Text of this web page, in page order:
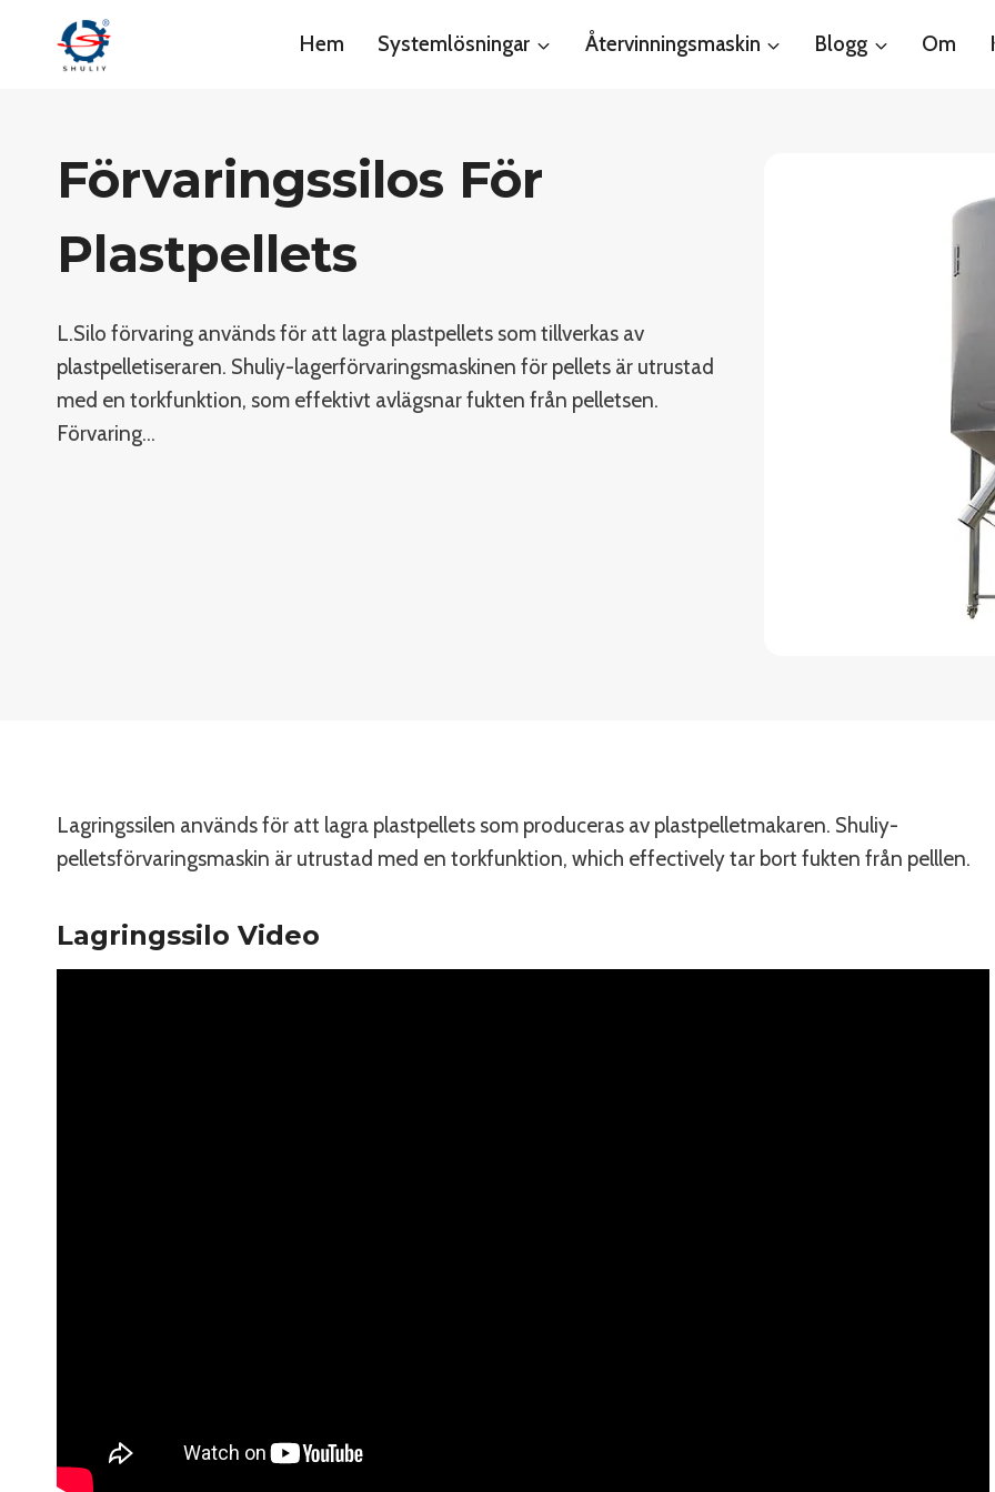
Hem Systemlösningar Återvinningsmaskin Blogg Om
Förvaringssilos För
Plastpellets
L.Silo förvaring används för att lagra plastpellets som tillverkas av
plastpelletiseraren. Shuliy-lagerförvaringsmaskinen för pellets är utrustad
med en torkfunktion, som effektivt avlägsnar fukten från pelletsen.
Förvaring…
Lagringssilen används för att lagra plastpellets som produceras av plastpelletmakaren. Shuliy-
pelletsförvaringsmaskin är utrustad med en torkfunktion, which effectively tar bort fukten från pelllen.
Lagringssilo Video